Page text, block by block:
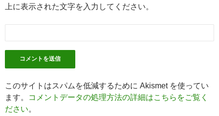
上に表示された文字を入力してください。
このサイトはスパムを低減するために Akismet を使ってい
ます。
コメントデータの処理方法の詳細はこちらをご覧く
ださい。